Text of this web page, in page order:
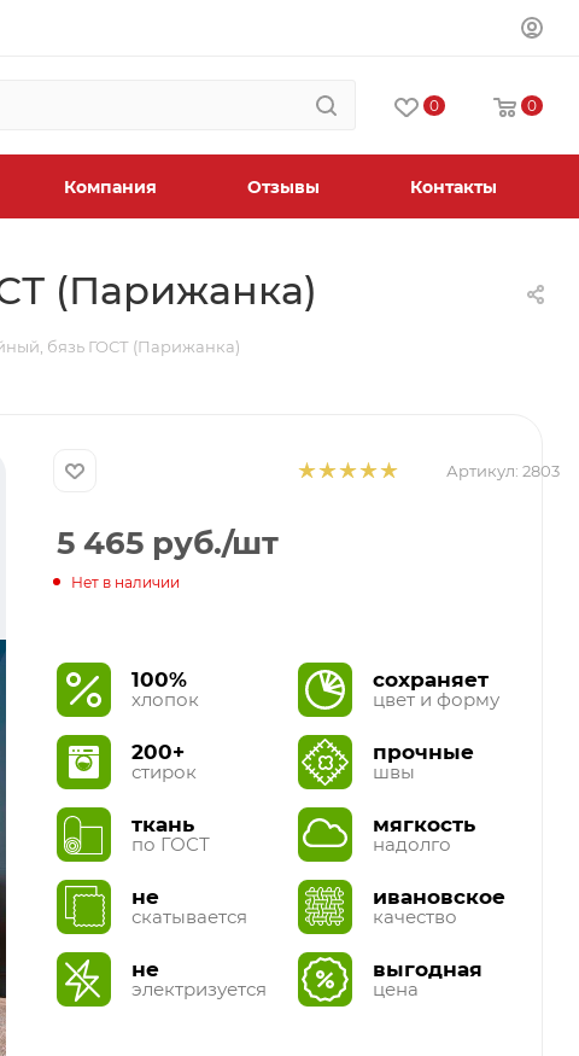
0 0
Компания Отзывы Контакты
(Парижанка)
бязь ГОСТ (Парижанка)
Артикул: 2803
5 465 руб./шт
Нет в наличии
100%
хлопок
200+
стирок
ткань
по ГОСТ
не
скатывается
не
электризуется
сохраняет
цвет и форму
прочные
швы
мягкость
надолго
ивановское
качество
выгодная
цена